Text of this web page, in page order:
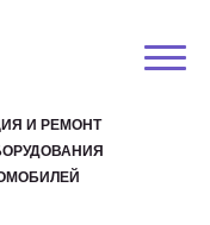
И РЕМОНТ